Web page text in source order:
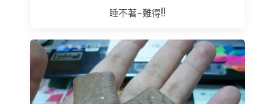
睡不著~難得!!